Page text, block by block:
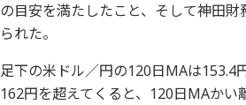
の目安を満たしたこと、そして神田
られた。
足下の米ドル／円の120日MAは153.4
162円を超えてくると、120日MAか